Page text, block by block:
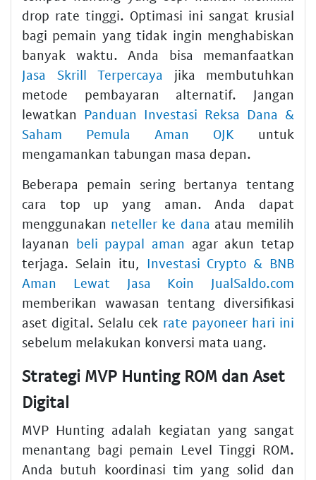
drop rate tinggi. Optimasi ini sangat krusial
bagi pemain yang tidak ingin menghabiskan
banyak waktu. Anda bisa memanfaatkan
Jasa Skrill Terpercaya jika membutuhkan
metode pembayaran alternatif. Jangan
lewatkan Panduan Investasi Reksa Dana &
Saham Pemula Aman OJK untuk
mengamankan tabungan masa depan.
Beberapa pemain sering bertanya tentang
cara top up yang aman. Anda dapat
menggunakan neteller ke dana atau memilih
layanan beli paypal aman agar akun tetap
terjaga. Selain itu, Investasi Crypto & BNB
Aman Lewat Jasa Koin JualSaldo.com
memberikan wawasan tentang diversifikasi
aset digital. Selalu cek rate payoneer hari ini
sebelum melakukan konversi mata uang.
Strategi MVP Hunting ROM dan Aset
Digital
MVP Hunting adalah kegiatan yang sangat
menantang bagi pemain Level Tinggi ROM.
Anda butuh koordinasi tim yang solid dan